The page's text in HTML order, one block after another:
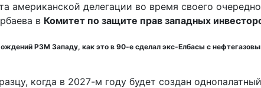
американской делегации во время своего
в Комитет по защите прав западных
РЗМ Западу, как это в 90-е сделал экс-Елбасы с
когда в 2027-м году будет создан